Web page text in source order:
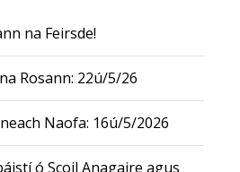
na Feirsde!
Rosann: 22ú/5/26
Naofa: 16ú/5/2026
ó Scoil Anagaire agus